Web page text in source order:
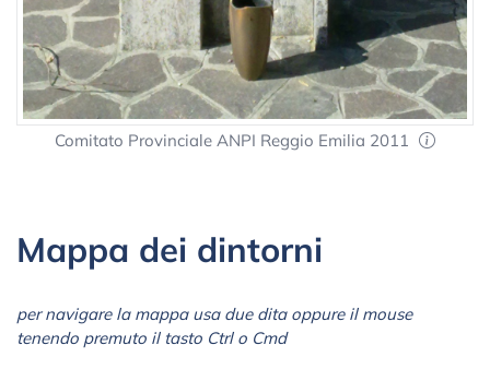
Comitato Provinciale ANPI Reggio Emilia 2011
Mappa dei dintorni
per navigare la mappa usa due dita oppure il mouse
tenendo premuto il tasto Ctrl o Cmd